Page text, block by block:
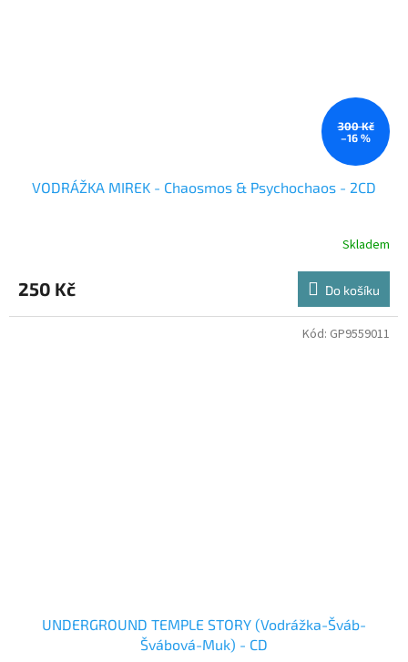
300 Kč
–16 %
VODRÁŽKA MIREK - Chaosmos & Psychochaos - 2CD
Skladem
250 Kč Do košíku
UNDERGROUND TEMPLE STORY (Vodrážka-Šváb-
Švábová-Muk) - CD
Kód: GP9559011